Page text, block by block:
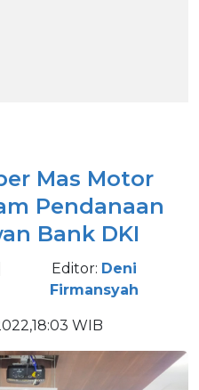
Mas Motor
Pendanaan
Bank DKI
Editor: Deni
Firmansyah
WIB